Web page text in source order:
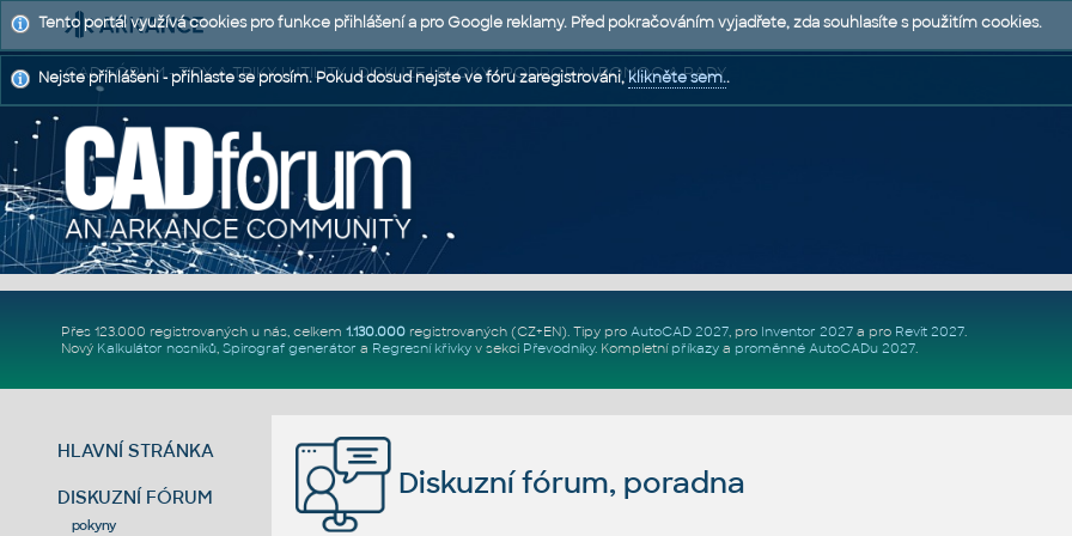
CAD FÓRUM - TIPY A TRIKY | UTILITY | DISKUZE | BLOKY | PODPORA | POMOC A RADY
Přes 123.000 registrovaných u nás, celkem 1.130.000registrovaných (CZ+EN). Tipy pro AutoCAD 2027, pro Inventor 2027a pro Revit 2027.
Nový Kalkulátor nosníků, Spirograf generátor a Regresní křivkyv sekci Převodníky. Kompletní příkazya proměnné AutoCADu 2027.
HLAVNÍ STRÁNKA
DISKUZNÍ FÓRUM
pokyny
Diskuzní fórum, poradna
Tento portál využívá cookies pro funkce přihlášení a pro Google reklamy. Před pokračováním vyjadřete, zda souhlasíte s použitím cookies.
Nejste přihlášeni - přihlaste se prosím. Pokud dosud nejste ve fóru zaregistrováni,klikněte sem..